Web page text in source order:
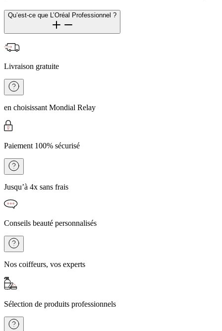
Qu’est-ce que L’Oréal Professionnel ?
Livraison gratuite
en choisissant Mondial Relay
Paiement 100% sécurisé
Jusqu’à 4x sans frais
Conseils beauté personnalisés
Nos coiffeurs, vos experts
Sélection de produits professionnels